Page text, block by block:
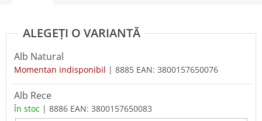
Alb Natural
Momentan indisponibil | 8885 EAN: 3800157650076
Alb Rece
În stoc | 8886 EAN: 3800157650083